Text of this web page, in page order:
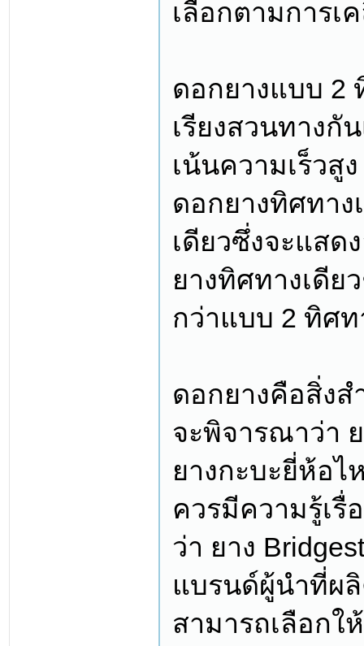
เลือกตามการเ
ดอกยางแบบ 2
เรียงสวนทางกั
เน้นความเร็วสูง
ดอกยางทิศทา
เดียวซึ่งจะแสด
ยางทิศทางเดีย
กว่าแบบ 2 ทิศ
ดอกยางคือสิ่งส
จะพิจารณาว่า
ยางกะบะยี่ห้อ
ควรมีความรู้เรื่
ว่า ยาง
แบรนด์ผู้นำที่ผ
สามารถเลือกใ